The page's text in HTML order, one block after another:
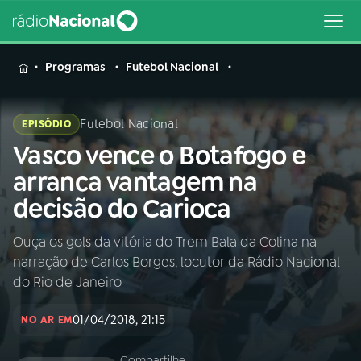
MENU
Buscar
na
Rádio
Nacional
Buscar
AO VIVO
Programas Futebol Nacional
EPISÓDIO Futebol Nacional
Vasco vence o Botafogo e
arranca vantagem na
decisão do Carioca
Ouça os gols da vitória do Trem Bala da Colina na
narração de Carlos Borges, locutor da Rádio Nacional
do Rio de Janeiro
NO AR EM01/04/2018, 21:15